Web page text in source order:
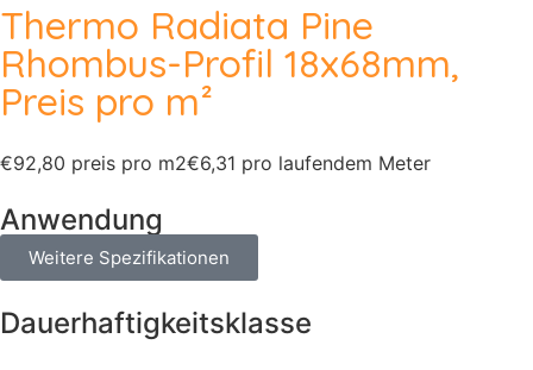
Thermo Radiata Pine
Rhombus-Profil 18x68mm,
Preis pro m²
€92,80 preis pro m2€6,31 pro laufendem Meter
Anwendung
Weitere Spezifikationen
Dauerhaftigkeitsklasse